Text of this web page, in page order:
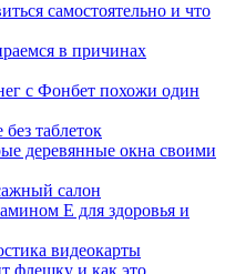
самостоятельно и что
в причинах
с Фонбет похожи один
таблеток
деревянные окна своими
салон
Е для здоровья и
видеокарты